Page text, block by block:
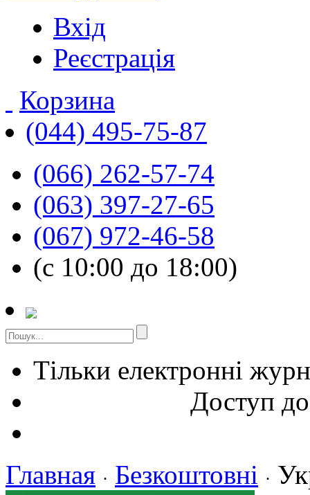
Вхід
Реєстрація
Корзина
(044) 495-75-87
(066) 262-57-74
(063) 397-27-65
(067) 972-46-58
(с 10:00 до 18:00)
Тільки електронні
Доступ
Главная · Безкоштовні ·